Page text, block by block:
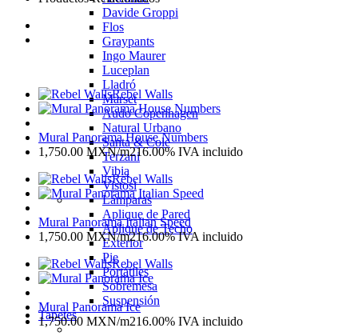
Davide Groppi
Flos
Graypants
Ingo Maurer
Luceplan
Lladró
Marset
Audo Copenhagen
Natural Urbano
Santa & Cole
Terzani
Vibia
Vistosi
Lámparas
Aplique de Pared
Aplique de Techo
Exterior
Pie
Portátiles
Sobremesa
Suspensión
Tapetes
Rebel Walls
Mural Panorama House Numbers
1,750.00 MXN/m216.00% IVA incluido
Rebel Walls
Mural Panorama Italian Speed
1,750.00 MXN/m216.00%IVA incluido
Rebel Walls
Mural Panorama Ice
1,750.00 MXN/m216.00% IVA incluido